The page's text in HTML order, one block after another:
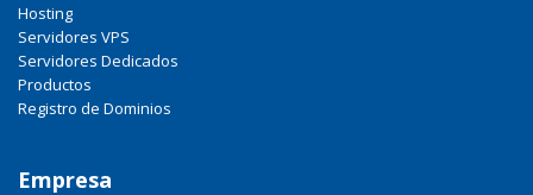
Hosting
Servidores VPS
Servidores Dedicados
Productos
Registro de Dominios
Empresa